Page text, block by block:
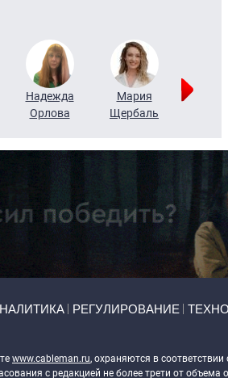
Надежда
Орлова
Мария
Щербаль
РЕГУЛИРОВАНИЕ
www.cableman.ru, охраняются в соответствии
с редакцией не более трети от объема